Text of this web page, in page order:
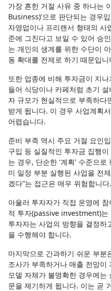
가장 흔한 거절 사유 중 하나는
Business)’으로 판단되는 경우
자영업이나 프리랜서 형태의 사
준에 그친다고 보일 수 있어 승
는 개인의 생계를 위한 수단이
동 확대를 전제로 하기 때문입니
또한 업종에 비해 투자금이 지
들어 식당이나 카페처럼 초기
자 규모가 현실적으로 부족하다
받게 됩니다. 이 경우 사업계획
어렵습니다.
준비 부족 역시 주요 거절 요인
구입 등 실질적인 투자금 집행
는 경우, 단순한 ‘계획’ 수준으
미 일정 부분 실행된 사업을 전
겠다”는 접근은 매우 위험합니다.
아울러 투자자가 직접 운영에
적 투자(passive investment)는
투자자는 사업의 방향을 결정
을 수행해야 합니다.
마지막으로 간과하기 쉬운 부
조사가 부족하거나 매출 전망이
모델 자체가 불명확한 경우에는
문을 제기하게 됩니다. 이는 곧